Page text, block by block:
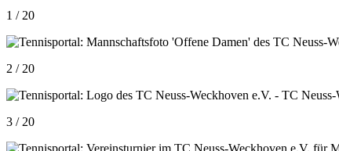
1 / 20
2 / 20
3 / 20